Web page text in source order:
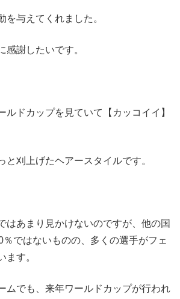
を与えてくれました。
感謝したいです。
ルドカップを見ていて【カッコイイ】
と刈上げたヘアースタイルです。
はあまり見かけないのですが、他の国
ではないものの、多くの選手がフェ
ます。
ムでも、来年ワールドカップが行われ